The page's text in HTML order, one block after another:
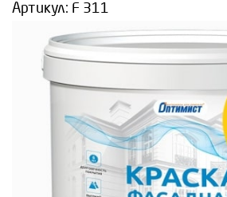
Артикул: F 311